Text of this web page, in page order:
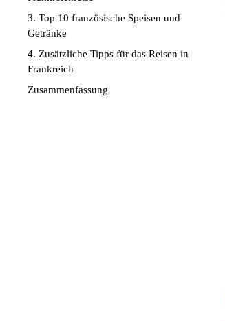
3. Top 10 französische Speisen und
Getränke
4. Zusätzliche Tipps für das Reisen in
Frankreich
Zusammenfassung